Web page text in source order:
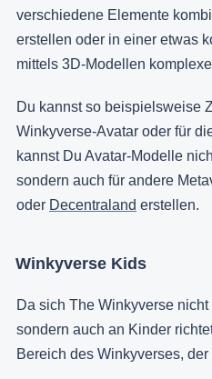
verschiedene Elemente
erstellen oder in einer etwas
mittels 3D-Modellen
Du kannst so beispielsweise
Winkyverse-Avatar oder für
kannst Du Avatar-Modelle
sondern auch für andere
oder Decentraland erstellen.
Winkyverse Kids
Da sich The Winkyverse
sondern auch an Kinder
Bereich des Winkyverses,